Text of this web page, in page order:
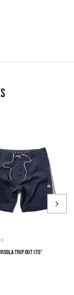
TRIP OUT 17.5″